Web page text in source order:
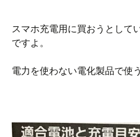
スマホ充電用に買おうとして
ですよ。
電力を使わない電化製品で使